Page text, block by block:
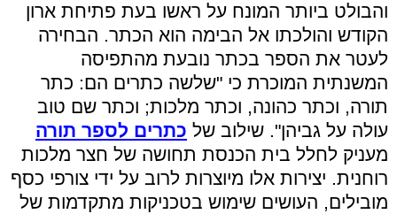
והבולט ביותר המונח על ראשו בעת פתיחת ארון
הקודש והולכתו אל הבימה הוא הכתר. הבחירה
לעטר את הספר בכתר נובעת מהתפיסה
המשנתית המוכרת כי "שלשה כתרים הם: כתר
תורה, וכתר כהונה, וכתר מלכות; וכתר שם טוב
עולה על גביהן". שילוב של כתרים לספר תורה
מעניק לחלל בית הכנסת תחושה של חצר מלכות
רוחנית. יצירות אלו מיוצרות לרוב על ידי צורפי כסף
מובילים, העושים שימוש בטכניקות מתקדמות של